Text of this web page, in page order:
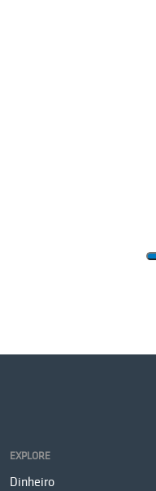
EXPLORE
Dinheiro